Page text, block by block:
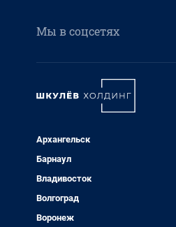
Мы в соцсетях
Архангельск
Барнаул
Владивосток
Волгоград
Воронеж